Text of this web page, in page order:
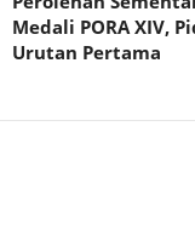
Medali PORA XIV,
Urutan Pertama